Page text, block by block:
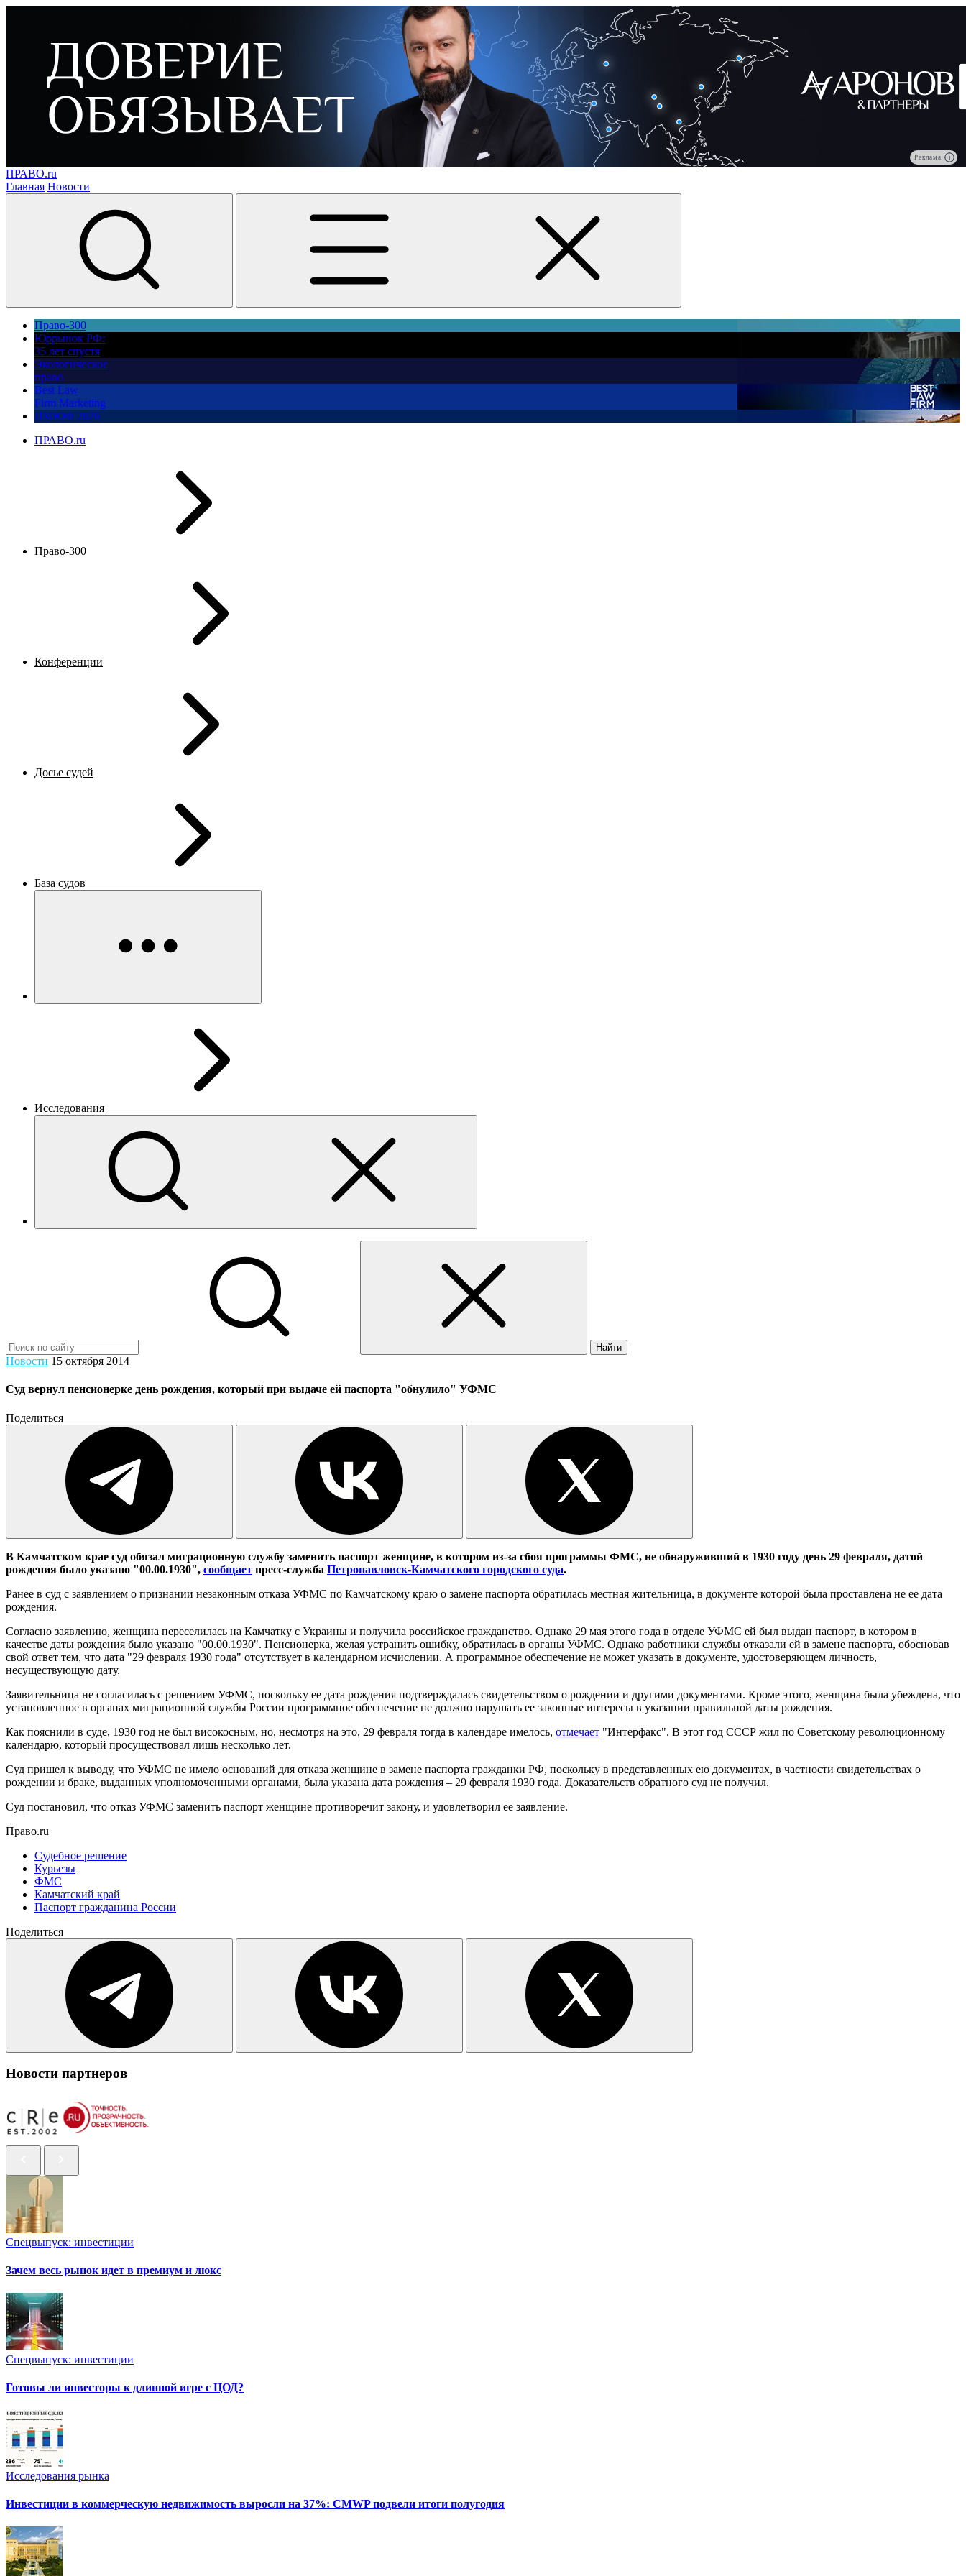
Реклама
ПРАВО.ru
Главная Новости
Право-300
Юррынок РФ:
35 лет спустя
Экологическое
право
Best Law
Firm Marketing
ПМЮФ 2026
ПРАВО.ru
Право-300
Конференции
Досье судей
База судов
Исследования
Найти
Новости 15 октября 2014
Суд вернул пенсионерке день рождения, который при выдаче ей паспорта "обнулило" УФМС
Поделиться
В Камчатском крае суд обязал миграционную службу заменить паспорт женщине, в котором из-за сбоя программы ФМС, не обнаруживший в 1930 году день 29 февраля, датой
рождения было указано "00.00.1930", сообщает пресс-служба Петропавловск-Камчатского городского суда.
Ранее в суд с заявлением о признании незаконным отказа УФМС по Камчатскому краю о замене паспорта обратилась местная жительница, в документе которой была проставлена не ее дата
рождения.
Согласно заявлению, женщина переселилась на Камчатку с Украины и получила российское гражданство. Однако 29 мая этого года в отделе УФМС ей был выдан паспорт, в котором в
качестве даты рождения было указано "00.00.1930". Пенсионерка, желая устранить ошибку, обратилась в органы УФМС. Однако работники службы отказали ей в замене паспорта, обосновав
свой ответ тем, что дата "29 февраля 1930 года" отсутствует в календарном исчислении. А программное обеспечение не может указать в документе, удостоверяющем личность,
несуществующую дату.
Заявительница не согласилась с решением УФМС, поскольку ее дата рождения подтверждалась свидетельством о рождении и другими документами. Кроме этого, женщина была убеждена, что
установленное в органах миграционной службы России программное обеспечение не должно нарушать ее законные интересы в указании правильной даты рождения.
Как пояснили в суде, 1930 год не был високосным, но, несмотря на это, 29 февраля тогда в календаре имелось, отмечает "Интерфакс". В этот год СССР жил по Советскому революционному
календарю, который просуществовал лишь несколько лет.
Суд пришел к выводу, что УФМС не имело оснований для отказа женщине в замене паспорта гражданки РФ, поскольку в представленных ею документах, в частности свидетельствах о
рождении и браке, выданных уполномоченными органами, была указана дата рождения – 29 февраля 1930 года. Доказательств обратного суд не получил.
Суд постановил, что отказ УФМС заменить паспорт женщине противоречит закону, и удовлетворил ее заявление.
Право.ru
Судебное решение
Курьезы
ФМС
Камчатский край
Паспорт гражданина России
Поделиться
Новости партнеров
Спецвыпуск: инвестиции
Зачем весь рынок идет в премиум и люкс
Спецвыпуск: инвестиции
Готовы ли инвесторы к длинной игре с ЦОД?
Исследования рынка
Инвестиции в коммерческую недвижимость выросли на 37%: CMWP подвели итоги полугодия